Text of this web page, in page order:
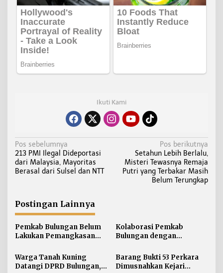
Ikuti Kami
N
a
v
a
s
i
p
o
s
Pos sebelumnya
213 PMI Ilegal Dideportasi
dari Malaysia, Mayoritas
Berasal dari Sulsel dan NTT
Pos berikutnya
Setahun Lebih Berlalu,
Misteri Tewasnya Remaja
Putri yang Terbakar Masih
Belum Terungkap
Postingan Lainnya
Pemkab Bulungan Belum
Lakukan Pemangkasan
Ada Arahan Pusat
Kolaborasi Pemkab
Bulungan dengan
Desa/Kelurahan Satu
Sarjana
Warga Tanah Kuning
Datangi DPRD Bulungan,
Barang Bukti 53 Perkara
Dimusnahkan Kejari